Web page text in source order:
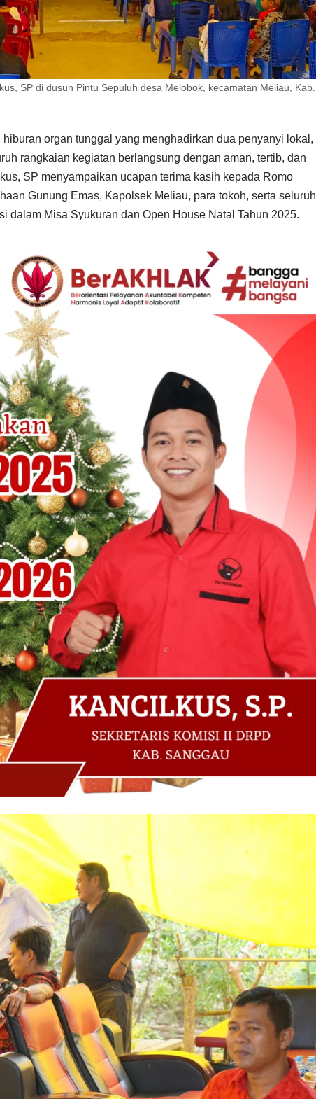
SP di dusun Pintu Sepuluh desa Melobok, kecamatan Meliau, Kab.
organ tunggal yang menghadirkan dua penyanyi lokal,
rangkaian kegiatan berlangsung dengan aman, tertib, dan
SP menyampaikan ucapan terima kasih kepada Romo
Gunung Emas, Kapolsek Meliau, para tokoh, serta seluruh
dalam Misa Syukuran dan Open House Natal Tahun 2025.